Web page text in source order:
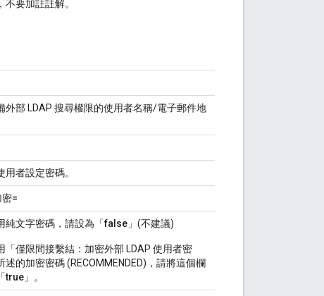
不要加註註解。
外部 LDAP 搜尋權限的使用者名稱/電子郵件地
用者設定密碼。
=
純文字密碼，請設為「false 」(不建議)
「僅限間接繫結：加密外部 LDAP 使用者密
述的加密密碼 (RECOMMENDED)，請將這個欄
true 」。